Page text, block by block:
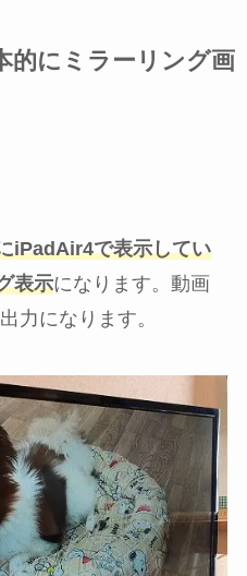
的にミラーリング画
iPadAir4で表示してい
表示になります。動画
力になります。